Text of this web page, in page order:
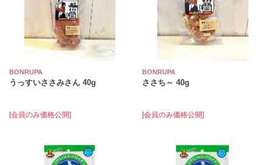
BONRUPA
うっすいささみさん 40g
[会員のみ価格公開]
BONRUPA
ささち～ 40g
[会員のみ価格公開]